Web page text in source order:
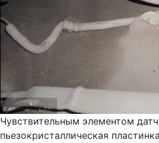
Чувствительным элементом
пьезокристаллическая